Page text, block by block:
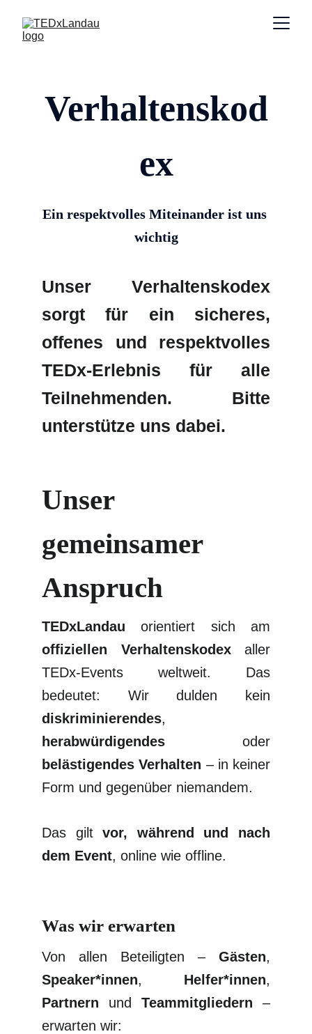
Verhaltenskod
ex
Unser Verhaltenskodex
sorgt für ein sicheres,
offenes und respektvolles
TEDx-Erlebnis für alle
Teilnehmenden. Bitte
unterstütze uns dabei.
Ein respektvolles Miteinander ist uns
wichtig
Unser
gemeinsamer
Anspruch
TEDxLandau orientiert sich am
offiziellen Verhaltenskodexaller
TEDx-Events weltweit. Das
bedeutet: Wir dulden kein
diskriminierendes,
herabwürdigendes oder
belästigendes Verhalten – in keiner
Form und gegenüber niemandem.
Das giltvor, während und nach
dem Event, online wie offline.
Was wir erwarten
Von allen Beteiligten – Gästen,
Speaker*innen, Helfer*innen,
Partnern und Teammitgliedern –
erwarten wir: